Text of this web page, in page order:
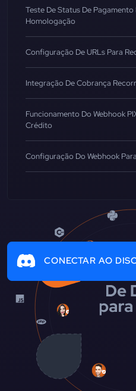
Teste De Status De
Homologação
Configuração De URLs Para
Integração De Cobrança
Funcionamento Do Webhook
Crédito
Configuração Do Webhook
CONECTAR AO